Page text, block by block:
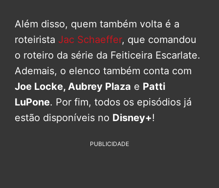
Além disso, quem também volta é a
roteirista Jac Schaeffer, que comandou
o roteiro da série da Feiticeira Escarlate.
Ademais, o elenco também conta com
Joe Locke, Aubrey Plaza e Patti
LuPone. Por fim, todos os episódios já
estão disponíveis no Disney+!
PUBLICIDADE